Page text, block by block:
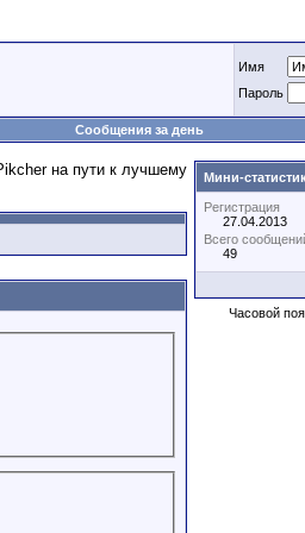
Имя
Пароль
Сообщения за день
Мини-
Регистрация
27.04.2013
Всего
49
Часовой